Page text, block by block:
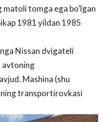
tomga ega bo’lgan
1981 yildan 1985
Nissan dvigateli
avtoning
Mashina (shu
transportirovkasi